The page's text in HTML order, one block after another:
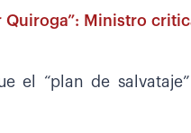
Quiroga”: Ministro
el “plan de